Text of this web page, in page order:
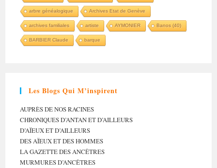
arbre généalogique Archives Etat de Genève
archives familiales artiste AYMONIER Banos (40)
BARBIER Claude barque
Les Blogs Qui M’inspirent
AUPRÈS DE NOS RACINES
CHRONIQUES D’ANTAN ET D’AILLEURS
D’AÏEUX ET D’AILLEURS
DES AÏEUX ET DES HOMMES
LA GAZETTE DES ANCÊTRES
MURMURES D’ANCÊTRES